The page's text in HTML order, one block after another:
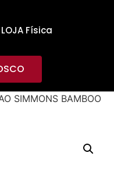
Física
SIMMONS BAMBOO